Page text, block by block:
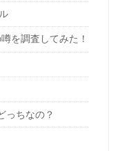
を調査してみた！
っちなの？